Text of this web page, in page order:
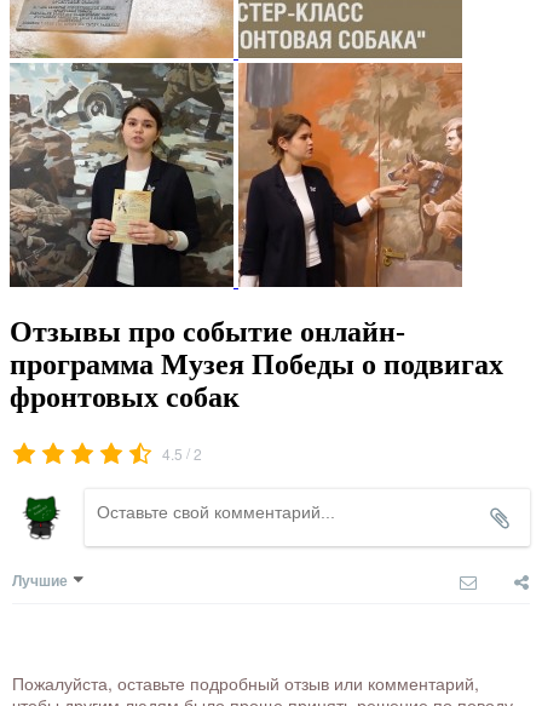
Отзывы про событие онлайн-
программа Музея Победы о подвигах
фронтовых собак
4.5 /2
Лучшие
Пожалуйста, оставьте подробный отзыв или комментарий,